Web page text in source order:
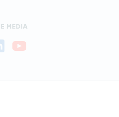
MEDIA